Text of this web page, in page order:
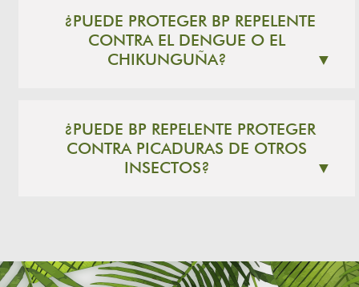
¿PUEDE PROTEGER BP REPELENTE
CONTRA EL DENGUE O EL
CHIKUNGUÑA?
▼
¿PUEDE BP REPELENTE PROTEGER
CONTRA PICADURAS DE OTROS
INSECTOS?
▼